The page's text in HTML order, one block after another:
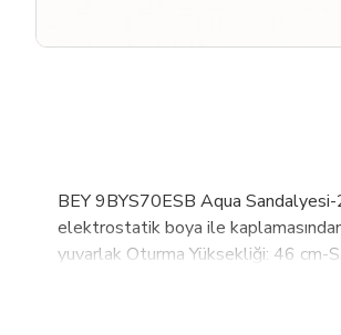
BEY 9BYS70ESB Aqua Sandalyesi-
elektrostatik boya ile
yuvarlak Oturma Yüksekliği: 46 cm-